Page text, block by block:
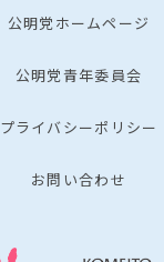
公明党ホームページ
公明党青年委員会
プライバシーポリシー
お問い合わせ